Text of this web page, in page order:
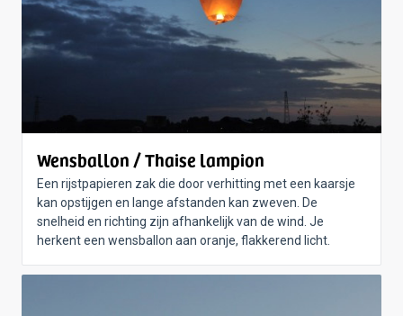
Wensballon / Thaise lampion
Een rijstpapieren zak die door verhitting met een kaarsje
kan opstijgen en lange afstanden kan zweven. De
snelheid en richting zijn afhankelijk van de wind. Je
herkent een wensballon aan oranje, flakkerend licht.